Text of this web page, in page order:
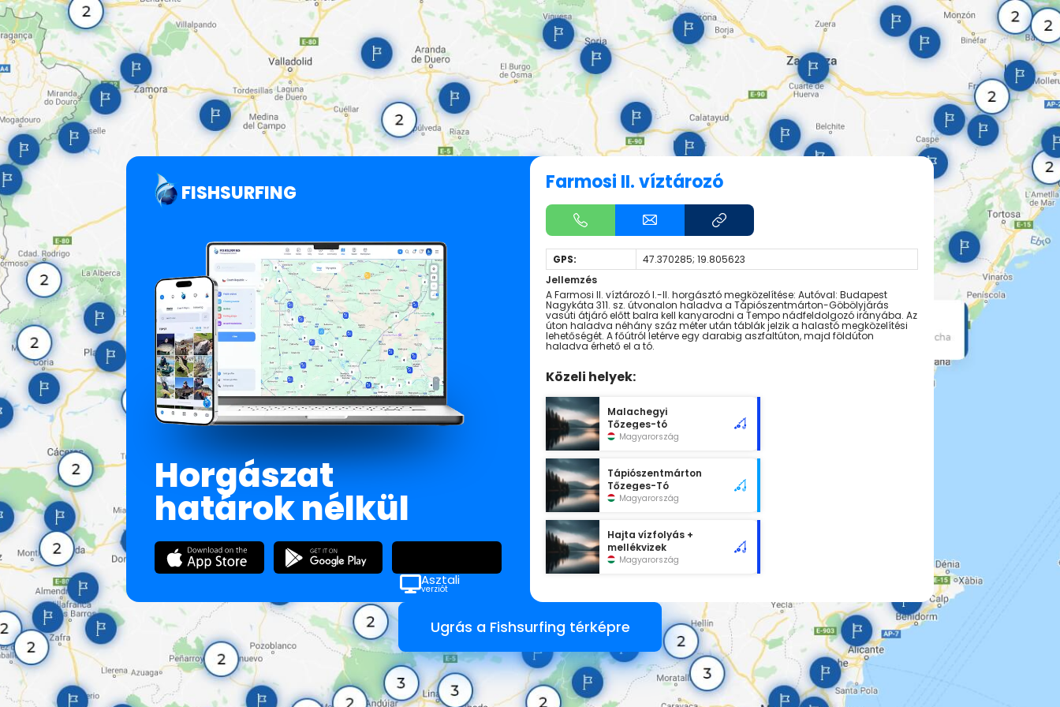
FISHSURFING
Horgászat
határok nélkül
Asztali
verziót
Farmosi II. víztározó
GPS:
47.370285; 19.805623
Jellemzés
A Farmosi II. víztározó I.-II. horgásztó megközelítése: Autóval: Budapest
Nagykáta 311. sz. útvonalon haladva a Tápiószentmárton-Göbölyjárás
vasúti átjáró előtt balra kell kanyarodni a Tempo nádfeldolgozó irányába. Az
úton haladva néhány száz méter után táblák jelzik a halastó megközelítési
lehetőségét. A főútról letérve egy darabig aszfaltúton, majd földúton
haladva érhető el a tó.
Közeli helyek:
Malachegyi
Tőzeges-tó
Magyarország
Tápiószentmárton
Tőzeges-Tó
Magyarország
Hajta vízfolyás +
mellékvizek
Magyarország
Ugrás a Fishsurfing térképre